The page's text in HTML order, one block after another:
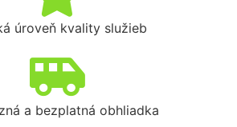
úroveň kvality služieb
a bezplatná obhliadka